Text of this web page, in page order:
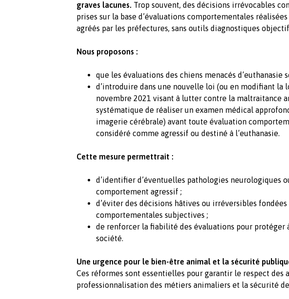
graves lacunes. Trop souvent, des décisions irrévocables
prises sur la base d’évaluations comportementales
agréés par les préfectures, sans outils diagnostiques
Nous proposons :
que les évaluations des chiens menacés d’euthanasie
d’introduire dans une nouvelle loi (ou en modifiant la
novembre 2021 visant à lutter contre la maltraitance
systématique de réaliser un examen médical
imagerie cérébrale) avant toute évaluation
considéré comme agressif ou destiné à l’euthanasie.
Cette mesure permettrait :
d’identifier d’éventuelles pathologies neurologiques
comportement agressif ;
d’éviter des décisions hâtives ou irréversibles fondées
comportementales subjectives ;
de renforcer la fiabilité des évaluations pour protéger
société.
Une urgence pour le bien-être animal et la sécurité
Ces réformes sont essentielles pour garantir le respect des
professionnalisation des métiers animaliers et la sécurité